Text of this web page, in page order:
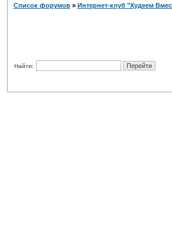
Список форумов» Интернет-клуб "Худеем
Найти: